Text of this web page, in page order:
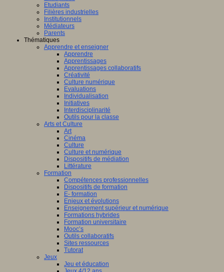
Etudiants
Filières industrielles
Institutionnels
Médiateurs
Parents
Thématiques
Apprendre et enseigner
Apprendre
Apprentissages
Apprentissages collaboratifs
Créativité
Culture numérique
Evaluations
Individualisation
Initiatives
Interdisciplinarité
Outils pour la classe
Arts et Culture
Art
Cinéma
Culture
Culture et numérique
Dispositifs de médiation
Littérature
Formation
Compétences professionnelles
Dispositifs de formation
E- formation
Enjeux et évolutions
Enseignement supérieur et numérique
Formations hybrides
Formation universitaire
Mooc’s
Outils collaboratifs
Sites ressources
Tutorat
Jeux
Jeu et éducation